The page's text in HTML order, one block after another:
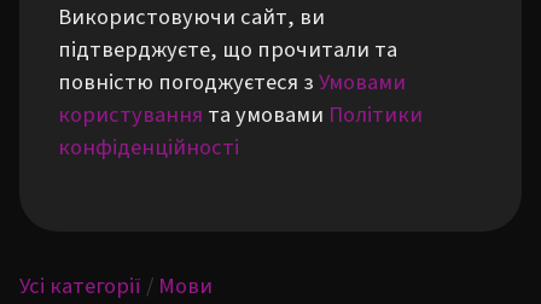
Використовуючи сайт, ви
підтверджуєте, що прочитали та
повністю погоджуєтеся зУмовами
користування та умовами Політики
конфіденційності
Усі категорії / Мови